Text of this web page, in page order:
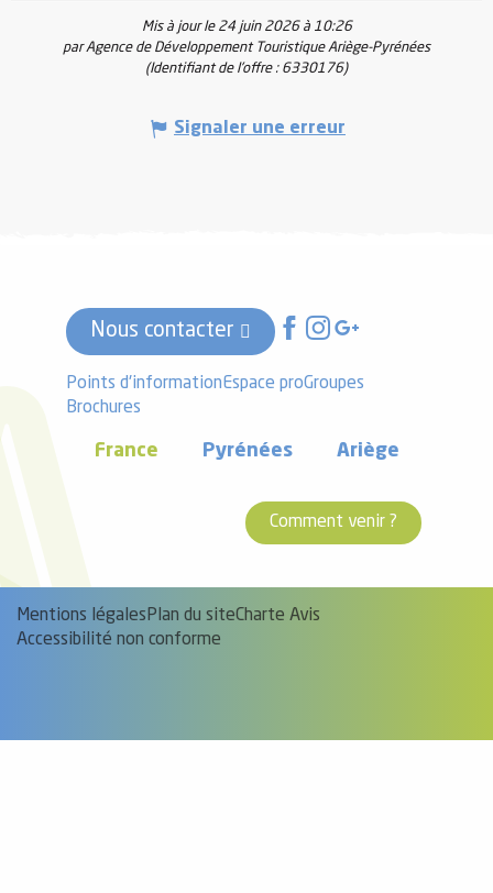
Mis à jour le 24 juin 2026 à 10:26
par Agence de Développement Touristique Ariège-Pyrénées
(Identifiant de l'offre : 6330176)
Signaler une erreur
Nous contacter
Points d'informationEspace proGroupes
Brochures
France Pyrénées Ariège
Comment venir ?
Mentions légales Plan du siteCharte Avis
Accessibilité non conforme